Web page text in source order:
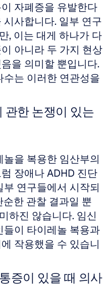
자폐증을 유발한다
사합니다. 일부 연구
, 이는 대게 하나가 다
아니라 두 가지 현상
을 의미할 뿐입니다.
는 이러한 연관성을
관한 논쟁이 있는
을 복용한 임산부의
장애나 ADHD 진단
연구들에서 시작되
한 관찰 결과일 뿐
하진 않습니다. 임신
이 타이레놀 복용과
작용했을 수 있습니
증이 있을 때 의사